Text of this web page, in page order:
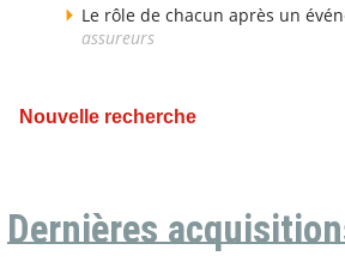
Le rôle de chacun après un
assureurs
Nouvelle recherche
Dernières